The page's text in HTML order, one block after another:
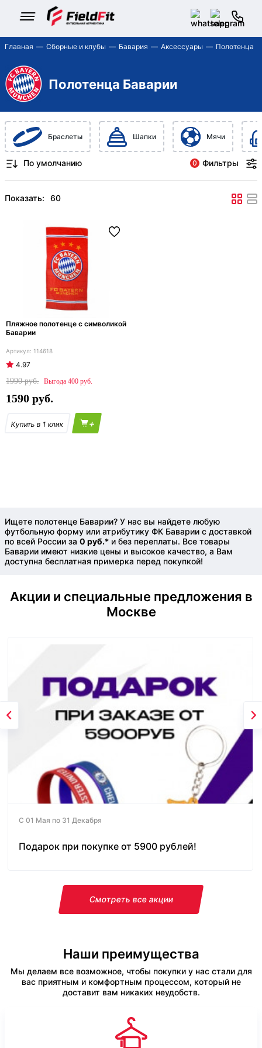
Главная Сборные и клубы Бавария Аксессуары Полотенца
Полотенца Баварии
Браслеты Шапки Мячи
0 Фильтры
Показать:
Пляжное полотенце с символикой
Баварии
114618
4.97
1990
400
1590
+
Ищете полотенце Баварии? У нас вы найдете любую
футбольную форму или атрибутику ФК Баварии с доставкой
по всей России за 0 руб.* и без переплаты. Все товары
Баварии имеют низкие цены и высокое качество, а Вам
доступна бесплатная примерка перед покупкой!
Акции и специальные предложения в
Москве
С 01 Мая по 31 Декабря
Подарок при покупке от 5900 рублей!
Смотреть все акции
Наши преимущества
Мы делаем все возможное, чтобы покупки у нас стали для
вас приятным и комфортным процессом, который не
доставит вам никаких неудобств.